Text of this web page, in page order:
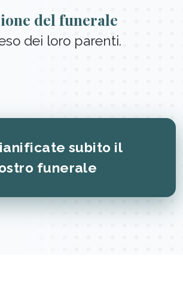
del funerale
dei loro parenti.
subito il
funerale